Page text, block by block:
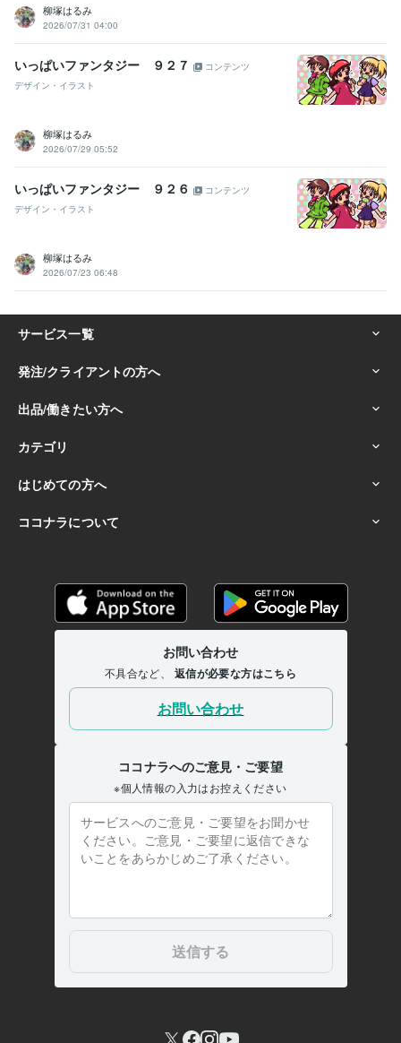
柳塚はるみ
2026/07/31 04:00
いっぱいファンタジー ９２７
コンテンツ
デザイン・イラスト
柳塚はるみ
2026/07/29 05:52
いっぱいファンタジー ９２６
コンテンツ
デザイン・イラスト
柳塚はるみ
2026/07/23 06:48